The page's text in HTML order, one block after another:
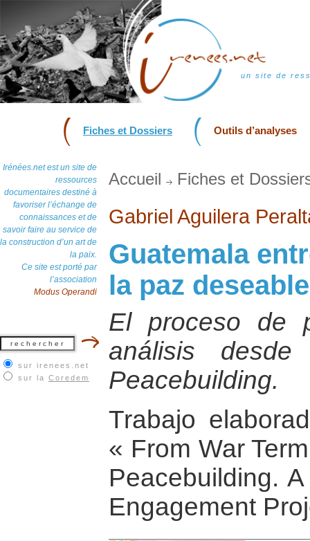
un site de
Fiches et Dossiers Outils d’analyses
Irénées.net est un site de
ressources
documentaires destiné à
favoriser l’échange de
connaissances et de
savoir faire au service de
la construction d’un art de
la paix.
Ce site est porté par
l’association
Modus Operandi
sur irenees.net
sur la Coredem
Accueil Fiches et
Gabriel Aguilera
Guatemala
la paz
El proceso de
análisis
Peacebuilding.
Trabajo
« From War
Peacebuilding.
Engagement